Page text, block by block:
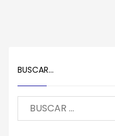
BUSCAR…